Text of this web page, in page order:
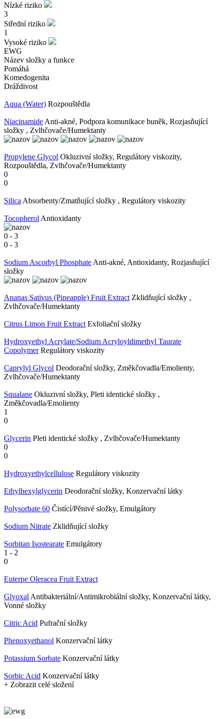
Nízké riziko
3
Střední riziko
1
Vysoké riziko
EWG
Název složky a funkce
Pomáhá
Komedogenita
Dráždivost
Aqua (Water) Rozpouštědla
Niacinamide Anti-akné, Podpora komunikace buněk, Rozjasňující
složky , Zvlhčovače/Humektanty
Propylene Glycol Okluzivní složky, Regulátory viskozity,
Rozpouštědla, Zvlhčovače/Humektanty
0
0
Silica Absorbenty/Zmatňující složky , Regulátory viskozity
Tocopherol Antioxidanty
0 - 3
0 - 3
Sodium Ascorbyl Phosphate Anti-akné, Antioxidanty, Rozjasňující
složky
Ananas Sativus (Pineapple) Fruit Extract Zklidňující složky ,
Zvlhčovače/Humektanty
Citrus Limon Fruit Extract Exfoliační složky
Hydroxyethyl Acrylate/Sodium Acryloyldimethyl Taurate
Copolymer Regulátory viskozity
Caprylyl Glycol Deodorační složky, Změkčovadla/Emolienty,
Zvlhčovače/Humektanty
Squalane Okluzivní složky, Pleti identické složky ,
Změkčovadla/Emolienty
1
0
Glycerin Pleti identické složky , Zvlhčovače/Humektanty
0
0
Hydroxyethylcellulose Regulátory viskozity
Ethylhexylglycerin Deodorační složky, Konzervační látky
Polysorbate 60 Čistící/Pěnivé složky, Emulgátory
Sodium Nitrate Zklidňující složky
Sorbitan Isostearate Emulgátory
1 - 2
0
Euterpe Oleracea Fruit Extract
Glyoxal Antibakteriální/Antimikrobiální složky, Konzervační látky,
Vonné složky
Citric Acid Pufrační složky
Phenoxyethanol Konzervační látky
Potassium Sorbate Konzervační látky
Sorbic Acid Konzervační látky
+ Zobrazit celé složení